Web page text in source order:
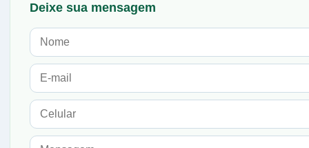
Deixe sua mensagem